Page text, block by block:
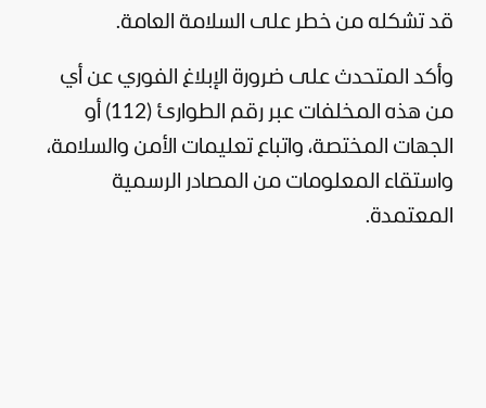
قد تشكله من خطر على السلامة العامة.
وأكد المتحدث على ضرورة الإبلاغ الفوري عن أي
من هذه المخلفات عبر رقم الطوارئ (112) أو
الجهات المختصة، واتباع تعليمات الأمن والسلامة،
واستقاء المعلومات من المصادر الرسمية
المعتمدة.